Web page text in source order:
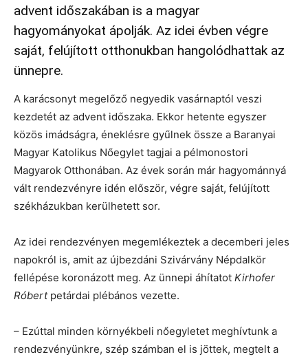
advent időszakában is a magyar
hagyományokat ápolják. Az idei évben végre
saját, felújított otthonukban hangolódhattak az
ünnepre.
A karácsonyt megelőző negyedik vasárnaptól veszi
kezdetét az advent időszaka. Ekkor hetente egyszer
közös imádságra, éneklésre gyűlnek össze a Baranyai
Magyar Katolikus Nőegylet tagjai a pélmonostori
Magyarok Otthonában. Az évek során már hagyománnyá
vált rendezvényre idén először, végre saját, felújított
székházukban kerülhetett sor.
Az idei rendezvényen megemlékeztek a decemberi jeles
napokról is, amit az újbezdáni Szivárvány Népdalkör
fellépése koronázott meg. Az ünnepi áhítatot Kirhofer
Róbertpetárdai plébános vezette.
– Ezúttal minden környékbeli nőegyletet meghívtunk a
rendezvényünkre, szép számban el is jöttek, megtelt a